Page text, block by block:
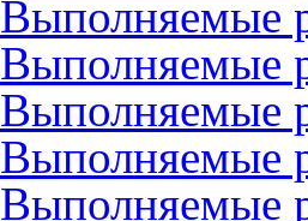
Выполняемые
Выполняемые
Выполняемые
Выполняемые
Выполняемые